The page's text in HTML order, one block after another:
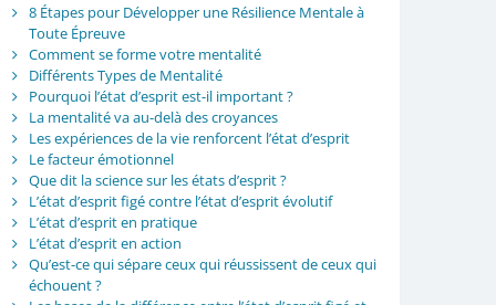
8 Étapes pour Développer une Résilience Mentale à
Toute Épreuve
Comment se forme votre mentalité
Différents Types de Mentalité
Pourquoi l’état d’esprit est-il important ?
La mentalité va au-delà des croyances
Les expériences de la vie renforcent l’état d’esprit
Le facteur émotionnel
Que dit la science sur les états d’esprit ?
L’état d’esprit figé contre l’état d’esprit évolutif
L’état d’esprit en pratique
L’état d’esprit en action
Qu’est-ce qui sépare ceux qui réussissent de ceux qui
échouent ?